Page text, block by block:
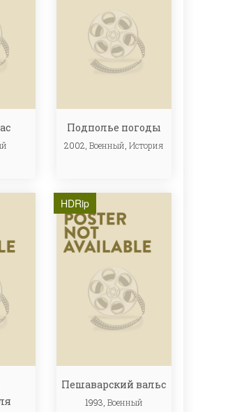
Подполье погоды
2002, Военный, История
HDRip
Пешаварский вальс
1993, Военный